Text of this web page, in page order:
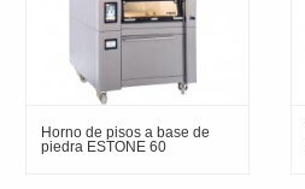
Horno de pisos a base de
piedra ESTONE 60